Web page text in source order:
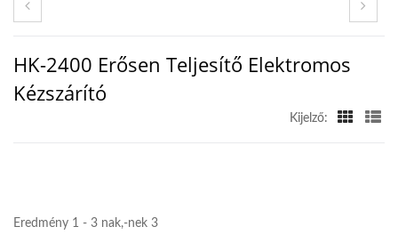
HK-2400 Erősen Teljesítő Elektromos
Kézszárító
Kijelző:
Eredmény 1 - 3 nak,-nek 3